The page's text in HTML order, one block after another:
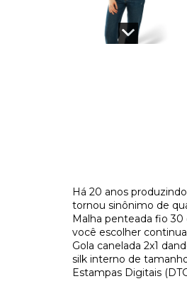
Há 20 anos
tornou sinônimo de
Malha penteada fio
você escolher
Gola canelada 2x1
silk interno de
Estampas Digitais